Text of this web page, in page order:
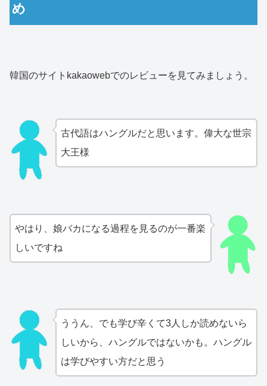
め
韓国のサイトkakaowebでのレビューを見てみましょう。
古代語はハングルだと思います。偉大な世宗
大王様
やはり、娘バカになる過程を見るのが一番楽
しいですね
ううん、でも学び辛くて3人しか読めないら
しいから、ハングルではないかも。ハングル
は学びやすい方だと思う